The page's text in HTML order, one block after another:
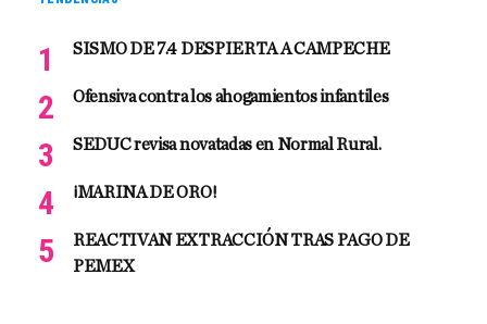
SISMO DE 7.4 DESPIERTA A CAMPECHE
Ofensiva contra los ahogamientos infantiles
SEDUC revisa novatadas en Normal Rural.
¡MARINA DE ORO!
REACTIVAN EXTRACCIÓN TRAS PAGO DE
PEMEX